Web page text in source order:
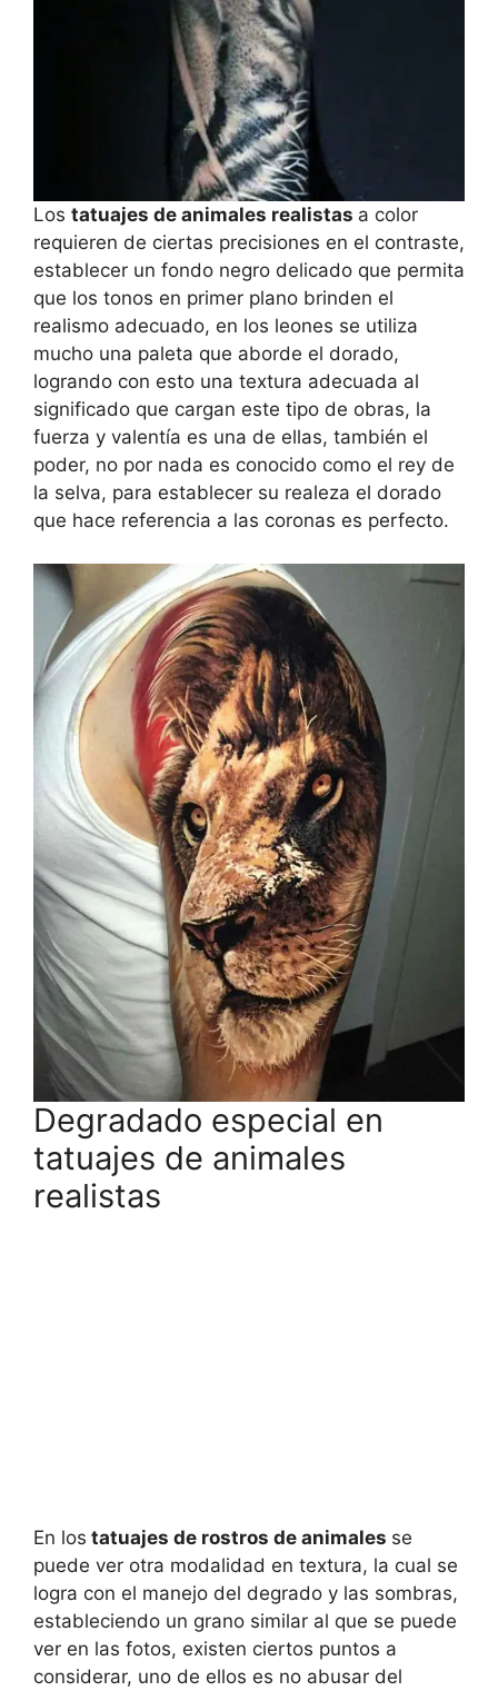
Los tatuajes de animales realistas a color
requieren de ciertas precisiones en el contraste,
establecer un fondo negro delicado que permita
que los tonos en primer plano brinden el
realismo adecuado, en los leones se utiliza
mucho una paleta que aborde el dorado,
logrando con esto una textura adecuada al
significado que cargan este tipo de obras, la
fuerza y valentía es una de ellas, también el
poder, no por nada es conocido como el rey de
la selva, para establecer su realeza el dorado
que hace referencia a las coronas es perfecto.
Degradado especial en
tatuajes de animales
realistas
En los tatuajes de rostros de animales se
puede ver otra modalidad en textura, la cual se
logra con el manejo del degrado y las sombras,
estableciendo un grano similar al que se puede
ver en las fotos, existen ciertos puntos a
considerar, uno de ellos es no abusar del